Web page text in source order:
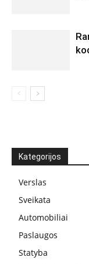
Kategorijos
Verslas
Sveikata
Automobiliai
Paslaugos
Statyba